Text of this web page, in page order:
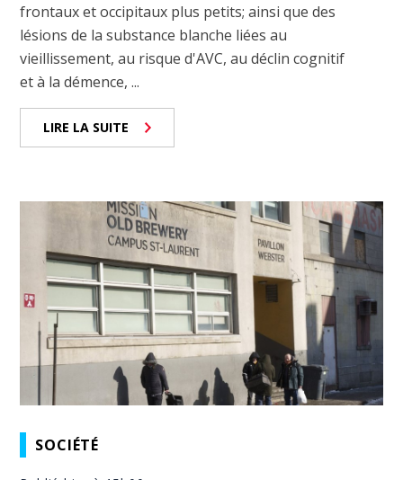
frontaux et occipitaux plus petits; ainsi que des
lésions de la substance blanche liées au
vieillissement, au risque d'AVC, au déclin cognitif
et à la démence, ...
LIRE LA SUITE
SOCIÉTÉ